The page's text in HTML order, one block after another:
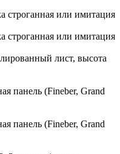
строганная или имитация
строганная или имитация
лист, высота
панель (Fineber, Grand
панель (Fineber, Grand